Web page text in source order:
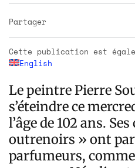
Partager
Cette publication est
English
Le peintre Pierre
s’éteindre ce
l’âge de 102 ans.
outrenoirs » ont
parfumeurs,